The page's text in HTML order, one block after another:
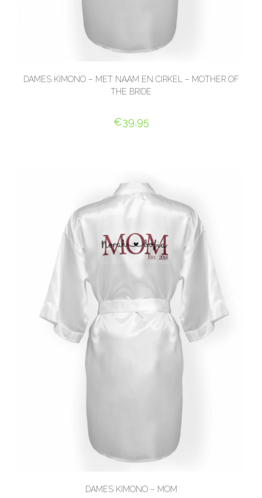
DAMES KIMONO – MET NAAM EN CIRKEL – MOTHER OF
THE BRIDE
€39,95
DAMES KIMONO – MOM